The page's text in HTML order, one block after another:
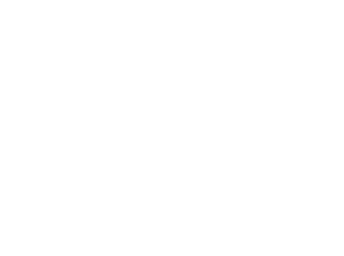
können Sie einen Online-Antrag
dem hier bereitgestellten